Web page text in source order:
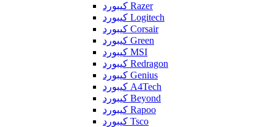
کیبورد Razer
کیبورد Logitech
کیبورد Corsair
کیبورد Green
کیبورد MSI
کیبورد Redragon
کیبورد Genius
کیبورد A4Tech
کیبورد Beyond
کیبورد Rapoo
کیبورد Tsco